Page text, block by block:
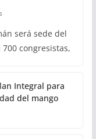
será sede del
congresistas,
Integral para
del mango